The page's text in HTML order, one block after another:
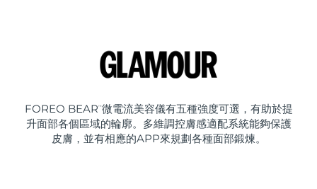
FOREO BEAR ™ 微電流美容儀有五種強度可選，有助於提
升面部各個區域的輪廓。多維調控膚感適配系統能夠保護
皮膚，並有相應的APP來規劃各種面部鍛煉。